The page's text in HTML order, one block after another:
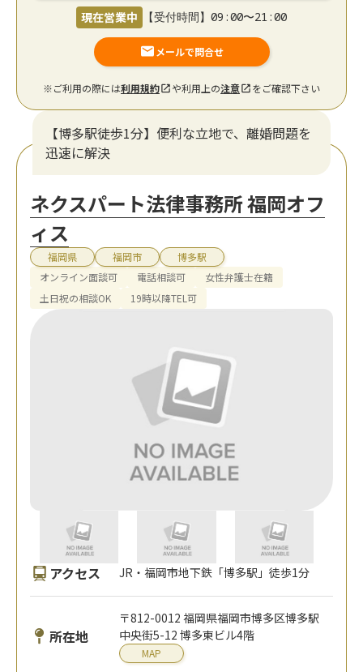
現在営業中 【受付時間】09:00〜21:00
メールで問合せ
※ご利用の際には利用規約 や利用上の注意 をご確認下さい
【博多駅徒歩1分】便利な立地で、離婚問題を
迅速に解決
ネクスパート法律事務所 福岡オフ
ィス
福岡県 福岡市
博多駅
オンライン面談可
電話相談可
女性弁護士在籍
土日祝の相談OK
19時以降TEL可
アクセス JR・福岡市地下鉄「博多駅」徒歩1分
所在地
〒812-0012 福岡県福岡市博多区博多駅
中央街5-12 博多東ビル4階
MAP